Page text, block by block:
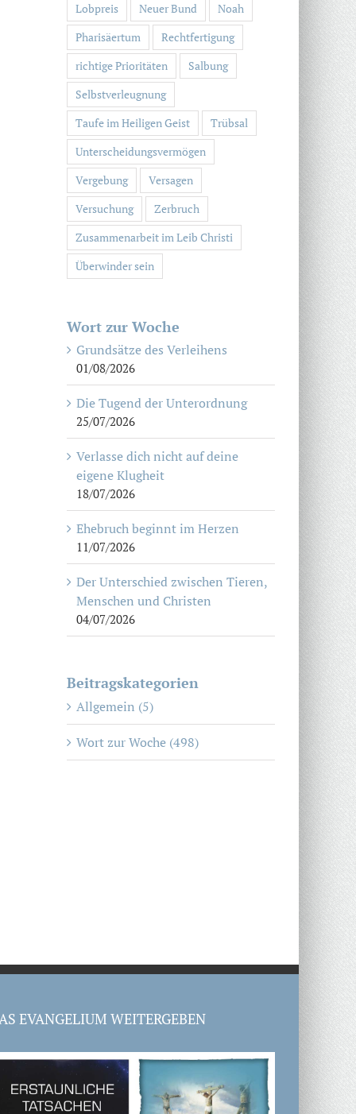
Lobpreis
Neuer Bund
Noah
Pharisäertum
Rechtfertigung
richtige Prioritäten
Salbung
Selbstverleugnung
Taufe im Heiligen Geist
Trübsal
Unterscheidungsvermögen
Vergebung
Versagen
Versuchung
Zerbruch
Zusammenarbeit im Leib Christi
Überwinder sein
Wort zur Woche
Grundsätze des Verleihens
01/08/2026
Die Tugend der Unterordnung
25/07/2026
Verlasse dich nicht auf deine
eigene Klugheit
18/07/2026
Ehebruch beginnt im Herzen
11/07/2026
Der Unterschied zwischen Tieren,
Menschen und Christen
04/07/2026
Beitragskategorien
Allgemein (5)
Wort zur Woche (498)
EVANGELIUM WEITERGEBEN